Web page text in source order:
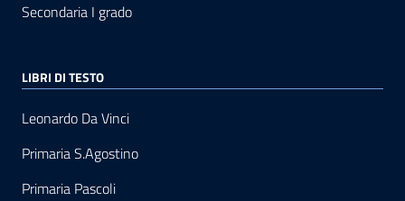
Secondaria I grado
LIBRI DI TESTO
Leonardo Da Vinci
Primaria S.Agostino
Primaria Pascoli